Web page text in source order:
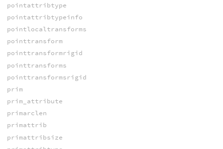
pointattribtype
pointattribtypeinfo
pointlocaltransforms
pointtransform
pointtransformrigid
pointtransforms
pointtransformsrigid
prim
prim_attribute
primarclen
primattrib
primattribsize